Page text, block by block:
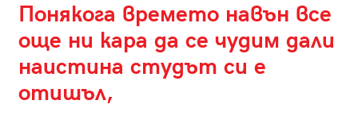
Понякога времето навън все
още ни кара да се чудим дали
наистина студът си е
отишъл,